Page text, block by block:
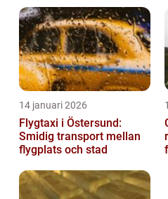
14 januari 2026
Flygtaxi i Östersund:
Smidig transport mellan
flygplats och stad